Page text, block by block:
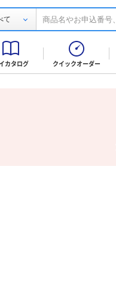
て
カタログ クイックオーダー